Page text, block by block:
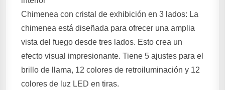
Chimenea con cristal de exhibición en 3 lados: La
chimenea está diseñada para ofrecer una amplia
vista del fuego desde tres lados. Esto crea un
efecto visual impresionante. Tiene 5 ajustes para el
brillo de llama, 12 colores de retroiluminación y 12
colores de luz LED en tiras.